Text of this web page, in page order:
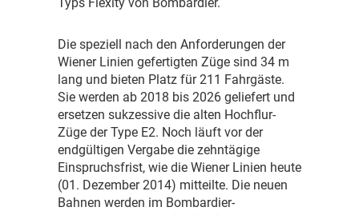
Die speziell nach den Anforderungen der
Wiener Linien gefertigten Züge sind 34 m
lang und bieten Platz für 211 Fahrgäste.
Sie werden ab 2018 bis 2026 geliefert und
ersetzen sukzessive die alten Hochflur-
Züge der Type E2. Noch läuft vor der
endgültigen Vergabe die zehntägige
Einspruchsfrist, wie die Wiener Linien heute
(01. Dezember 2014) mitteilte. Die neuen
Bahnen werden im Bombardier-